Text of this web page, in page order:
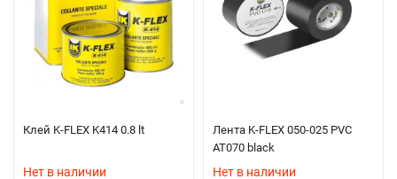
Клей K-FLEX K414 0.8 lt
Нет в наличии
Лента K-FLEX 050-025 PVC
AT070 black
Нет в наличии